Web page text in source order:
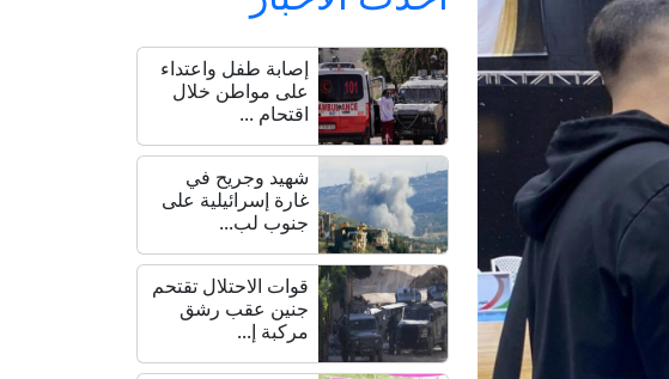
إصابة طفل واعتداء
على مواطن خلال
اقتحام ...
شهيد وجريح في
غارة إسرائيلية على
جنوب لب...
قوات الاحتلال تقتحم
جنين عقب رشق
مركبة إ...